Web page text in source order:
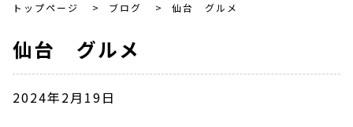
トップページ > ブログ > 仙台 グルメ
仙台 グルメ
2024年2月19日